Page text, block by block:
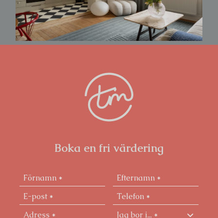
såsom Pom och Flora eller Mahalo samt all tänkbar
service och goda kommunikationer i direkt närhet.
En bostad som erbjuder det bästa av
sekelskiftescharm, funktion och läge – ett hem att
Boka en fri värdering